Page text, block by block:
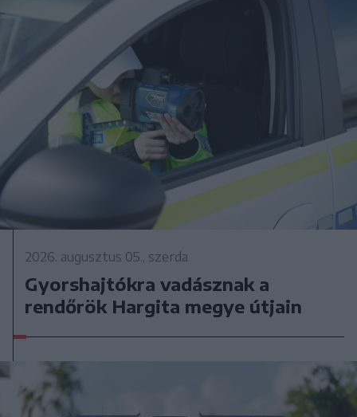
2026. augusztus 05., szerda
Gyorshajtókra vadásznak a
rendőrök Hargita megye útjain